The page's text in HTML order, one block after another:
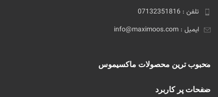
تلفن : 07132351816
ایمیل : info@maximoos.com
محبوب ترین محصولات ماکسیموس
صفحات پر کاربرد